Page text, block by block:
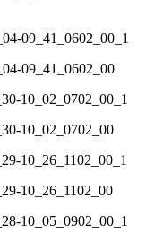
09_41_0602_00_1
09_41_0602_00
10_02_0702_00_1
10_02_0702_00
10_26_1102_00_1
10_26_1102_00
10_05_0902_00_1